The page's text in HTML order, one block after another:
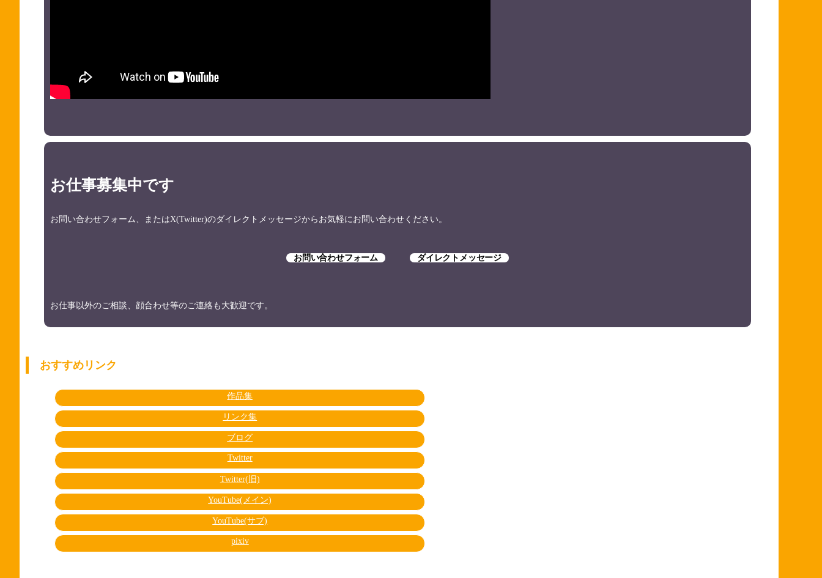
お仕事募集中です
お問い合わせフォーム、またはX(Twitter)のダイレクトメッセージからお気軽にお問い合わせください。
お問い合わせフォーム ダイレクトメッセージ
お仕事以外のご相談、顔合わせ等のご連絡も大歓迎です。
おすすめリンク
作品集
リンク集
ブログ
Twitter
Twitter(旧)
YouTube(メイン)
YouTube(サブ)
pixiv